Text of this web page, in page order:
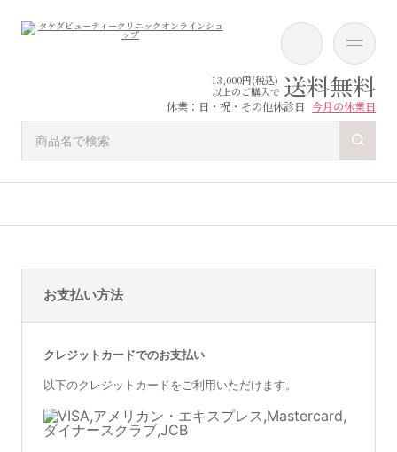
13,000円(税込)
以上のご購入で 送料無料
休業：日・祝・その他休診日 今月の休業日
お支払い方法
クレジットカードでのお支払い
以下のクレジットカードをご利用いただけます。